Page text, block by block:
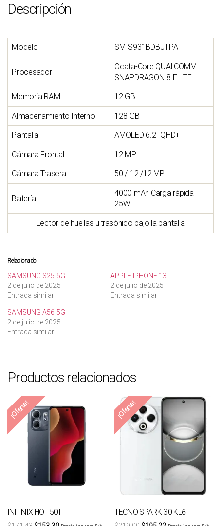
Descripción
Modelo SM-S931BDBJTPA
Procesador
Ocata-Core QUALCOMM
SNAPDRAGON 8 ELITE
Memoria RAM 12 GB
Almacenamiento Interno 128 GB
Pantalla AMOLED 6.2″ QHD+
Cámara Frontal 12 MP
Cámara Trasera 50 / 12 /12 MP
Batería
4000 mAh Carga rápida
25W
Lector de huellas ultrasónico bajo la pantalla
Relacionado
SAMSUNG S25 5G
2 de julio de 2025
Entrada similar
APPLE IPHONE 13
2 de julio de 2025
Entrada similar
SAMSUNG A56 5G
2 de julio de 2025
Entrada similar
Productos relacionados
¡Oferta!
INFINIX HOT 50I
¡Oferta!
TECNO SPARK 30 KL6